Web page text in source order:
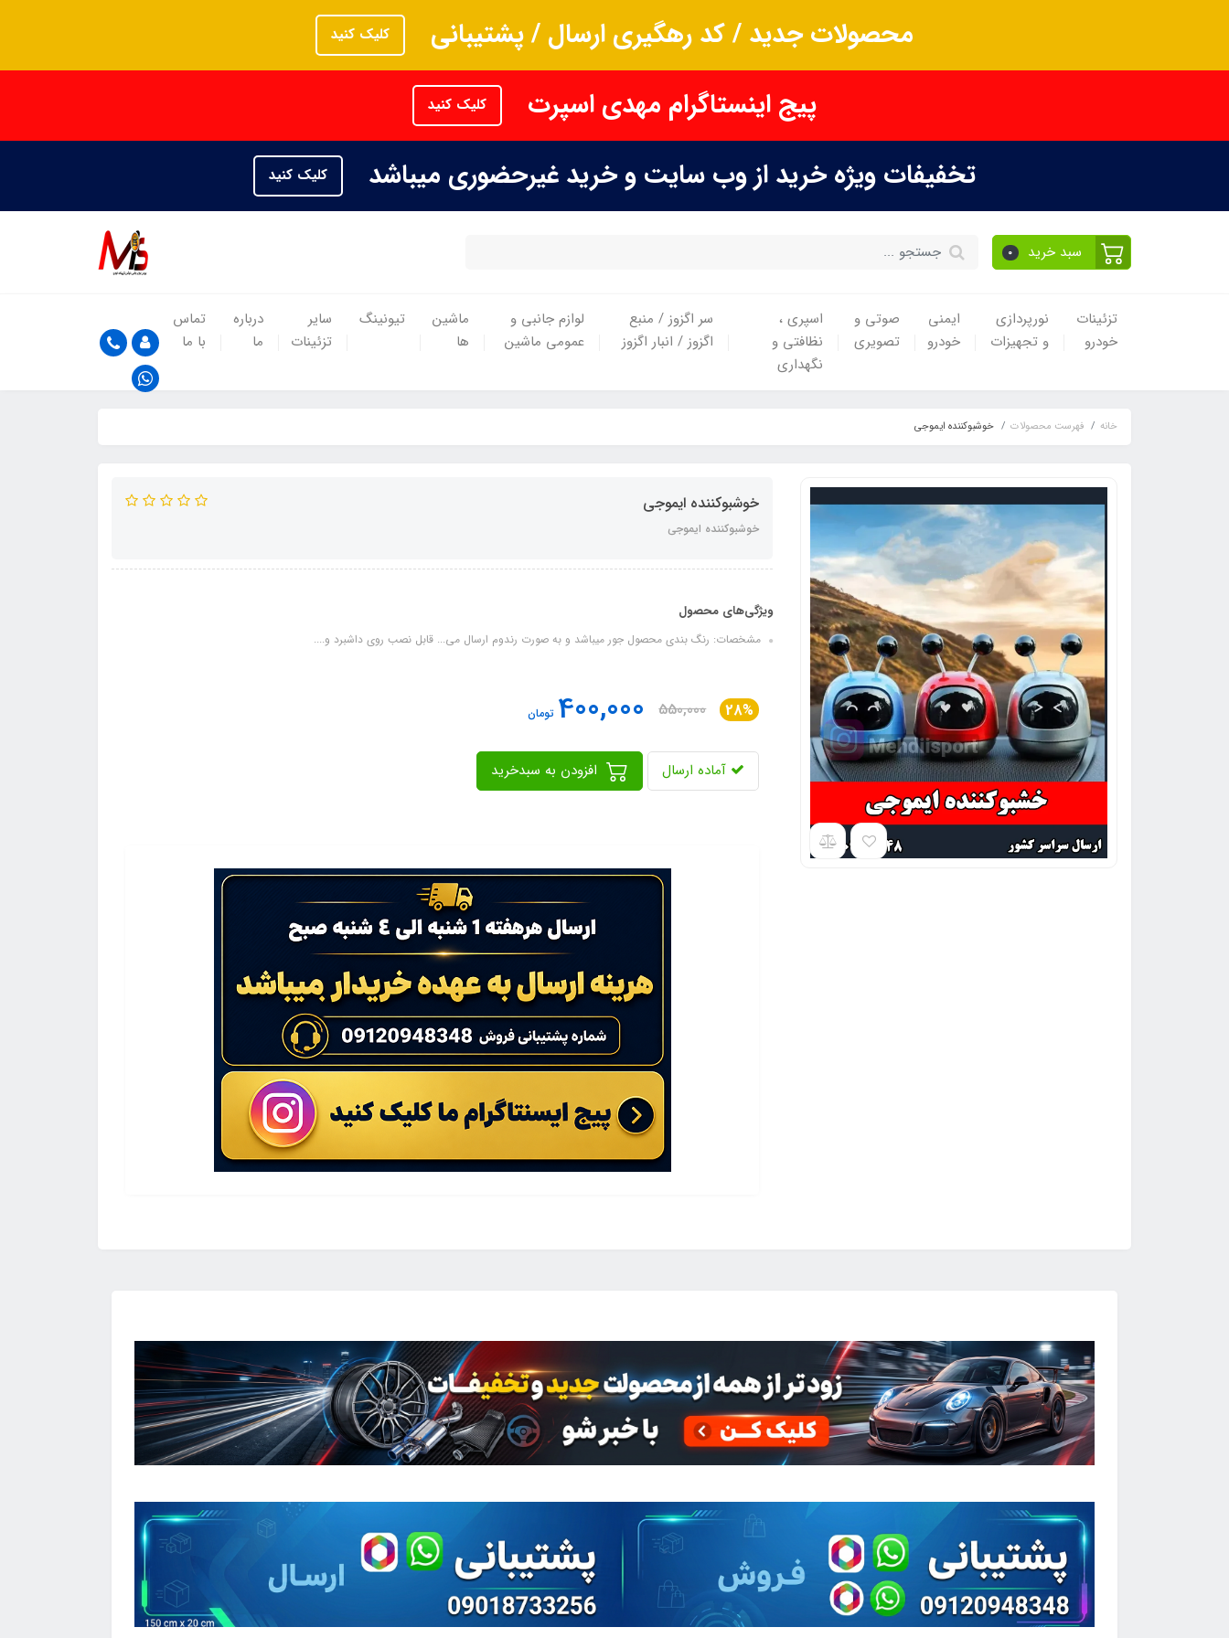
محصولات جدید / کد رهگیری ارسال / پشتیبانی کلیک کنید
پیج اینستاگرام مهدی اسپرت کلیک کنید
تخفیفات ویژه خرید از وب سایت و خرید غیرحضوری میباشد کلیک کنید
سبد خرید 0
تزئینات
خودرو
نورپردازی
و تجهیزات
ایمنی
خودرو
صوتی و
تصویری
اسپری ،
نظافتی و
نگهداری
سر اگزوز / منبع
اگزوز / انبار اگزوز
لوازم جانبی و
عمومی ماشین
ماشین
ها
تیونینگ
سایر
تزئینات
درباره
ما
تماس
با ما
خانه فهرست محصولات خوشبوکننده ایموجی
خوشبوکننده ایموجی
خوشبوکننده ایموجی
ویژگی‌های محصول
مشخصات: رنگ بندی محصول جور میباشد و به صورت رندوم ارسال می... قابل نصب روی داشبرد و....
28%
550,000
400,000 تومان
آماده ارسال